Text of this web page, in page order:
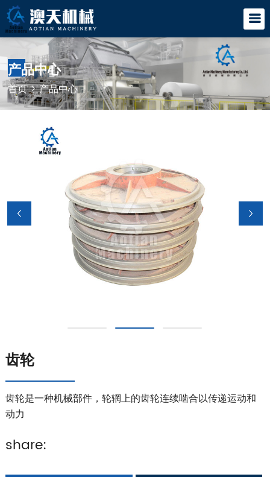
产品中心
首页>产品中心
齿轮
齿轮是一种机械部件，轮辋上的齿轮连续啮合以传递运动和
动力
share: